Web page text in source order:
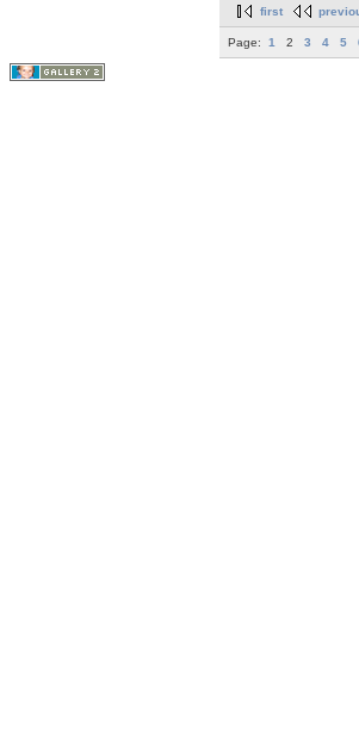
first
Page: 1 2 3 4 5